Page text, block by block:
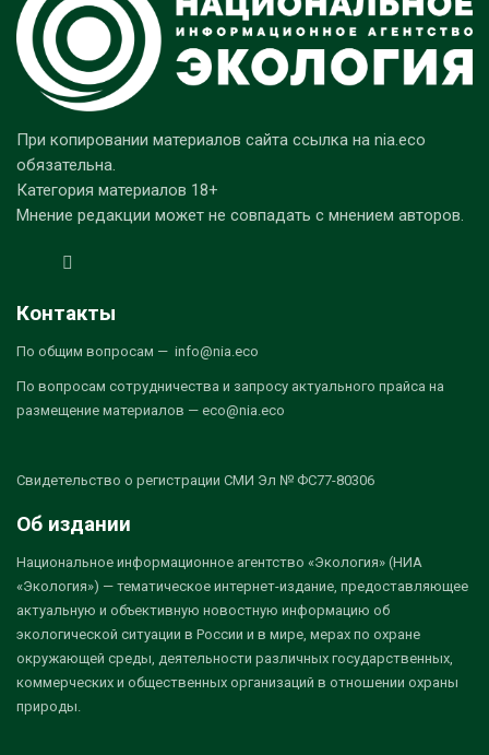
При копировании материалов сайта ссылка на nia.eco
обязательна.
Категория материалов 18+
Мнение редакции может не совпадать с мнением авторов.
Контакты
По общим вопросам — info@nia.eco
По вопросам сотрудничества и запросу актуального прайса на
размещение материалов — eco@nia.eco
Свидетельство о регистрации СМИ Эл № ФС77-80306
Об издании
Национальное информационное агентство «Экология» (НИА
«Экология») — тематическое интернет-издание, предоставляющее
актуальную и объективную новостную информацию об
экологической ситуации в России и в мире, мерах по охране
окружающей среды, деятельности различных государственных,
коммерческих и общественных организаций в отношении охраны
природы.